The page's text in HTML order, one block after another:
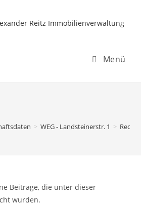
Menü
> WEG - Landsteinerstr. 1 >
Beiträge, die unter dieser
wurden.